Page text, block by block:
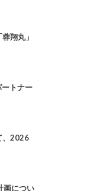
翔丸」
トナー
、2026
画につい